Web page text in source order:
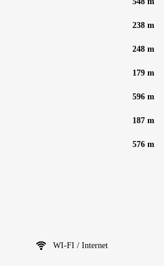
238 m
248 m
179 m
596 m
187 m
576 m
WI-FI / Internet